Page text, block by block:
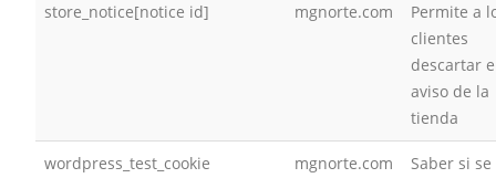
store_notice[notice id] mgnorte.com
Permite a
clientes
descartar
aviso de la
tienda
wordpress_test_cookie mgnorte.com
Saber si